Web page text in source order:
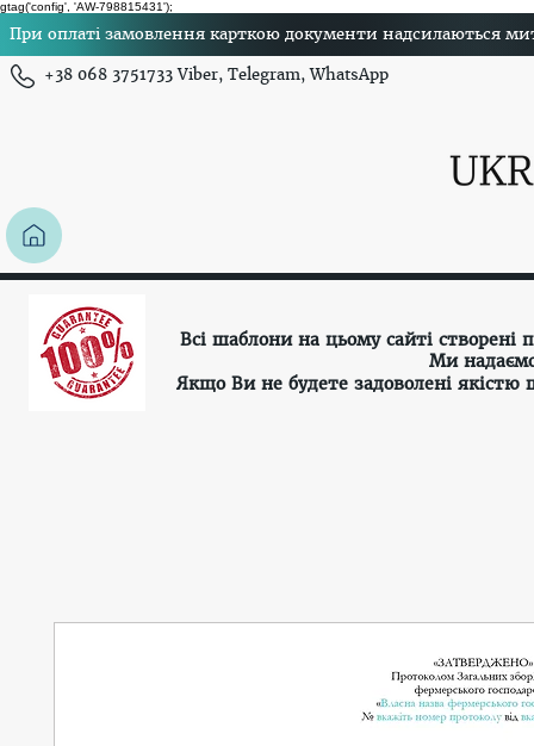
gtag('config', 'AW-798815431');
При оплаті замовлення карткою документи надсилаються
+38 068 3751733 Viber, Telegram, WhatsApp
Всі шаблони на цьому сайті
Ми
Якщо Ви не будете задоволені